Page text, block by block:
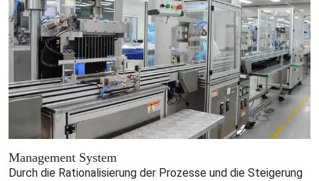
Management System
Durch die Rationalisierung der Prozesse und die Steigerung